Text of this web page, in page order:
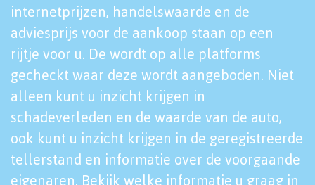
internetprijzen, handelswaarde en de
adviesprijs voor de aankoop staan op een
rijtje voor u. De wordt op alle platforms
gecheckt waar deze wordt aangeboden. Niet
alleen kunt u inzicht krijgen in
schadeverleden en de waarde van de auto,
ook kunt u inzicht krijgen in de geregistreerde
tellerstand en informatie over de voorgaande
eigenaren. Bekijk welke informatie u graag in